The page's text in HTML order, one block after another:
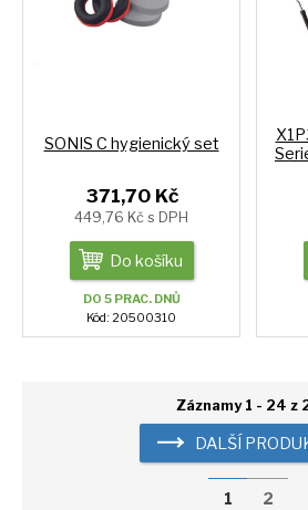
SONIS C hygienický set
371,70 Kč
449,76 Kč s DPH
Do košíku
DO 5 PRAC. DNŮ
Kód: 20500310
Záznamy 1 - 24 z
DALŠÍ
1 2